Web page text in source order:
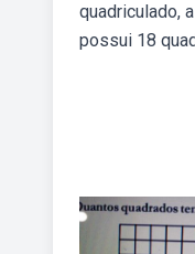
quadriculado,
possui 18